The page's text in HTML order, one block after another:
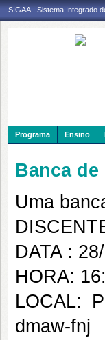
SIGAA - Sistema Integrado
Programa Ensino
Banca de
Uma
DATA :
HORA:
LOCAL:
dmaw-fnj